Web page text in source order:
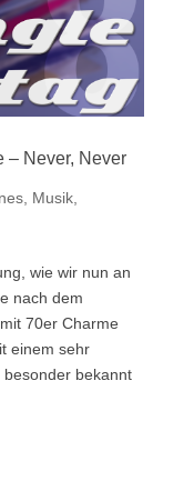
– Never, Never
, Musik,
wie wir nun an
nach dem
70er Charme
einem sehr
bekannt